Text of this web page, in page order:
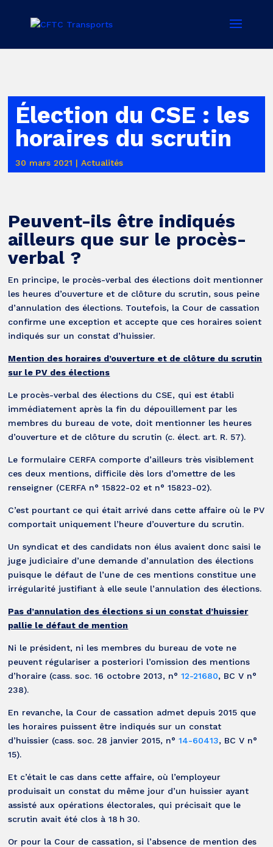
Élection du CSE : les
horaires du scrutin
30 mars 2021 |Actualités
Peuvent-ils être indiqués
ailleurs que sur le procès-
verbal ?
En principe, le procès-verbal des élections doit mentionner
les heures d’ouverture et de clôture du scrutin, sous peine
d’annulation des élections. Toutefois, la Cour de cassation
confirme une exception et accepte que ces horaires soient
indiqués sur un constat d’huissier.
Mention des horaires d’ouverture et de clôture du scrutin
sur le PV des élections
Le procès-verbal des élections du CSE, qui est établi
immédiatement après la fin du dépouillement par les
membres du bureau de vote, doit mentionner les heures
d’ouverture et de clôture du scrutin (c. élect. art. R. 57).
Le formulaire CERFA comporte d’ailleurs très visiblement
ces deux mentions, difficile dès lors d’omettre de les
renseigner (CERFA n° 15822-02 et n° 15823-02).
C’est pourtant ce qui était arrivé dans cette affaire où le PV
comportait uniquement l’heure d’ouverture du scrutin.
Un syndicat et des candidats non élus avaient donc saisi le
juge judiciaire d’une demande d’annulation des élections
puisque le défaut de l’une de ces mentions constitue une
irrégularité justifiant à elle seule l’annulation des élections.
Pas d’annulation des élections si un constat d’huissier
pallie le défaut de mention
Ni le président, ni les membres du bureau de vote ne
peuvent régulariser a posteriori l’omission des mentions
d’horaire (cass. soc. 16 octobre 2013, n°12-21680, BC V n°
238).
En revanche, la Cour de cassation admet depuis 2015 que
les horaires puissent être indiqués sur un constat
d’huissier (cass. soc. 28 janvier 2015, n°14-60413, BC V n°
15).
Et c’était le cas dans cette affaire, où l’employeur
produisait un constat du même jour d’un huissier ayant
assisté aux opérations électorales, qui précisait que le
scrutin avait été clos à 18 h 30.
Or pour la Cour de cassation, si l’absence de mention des